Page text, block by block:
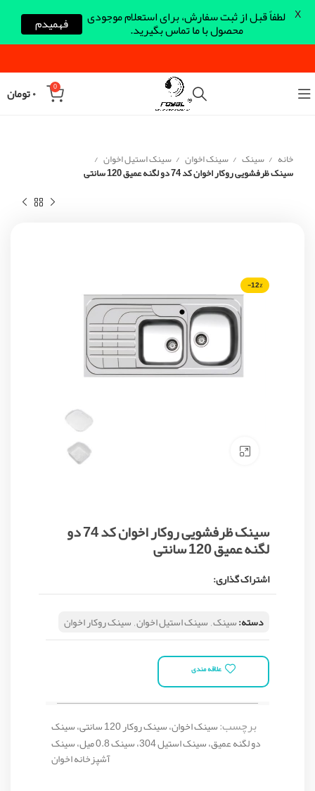
0 ۰تومان
خانه سینک سینک اخوان سینک استیل اخوان
سینک ظرفشویی روکار اخوان کد 74 دو لگنه عمیق 120 سانتی
-12%
سینک ظرفشویی روکار اخوان کد 74 دو
لگنه عمیق 120 سانتی
اشتراک گذاری:
دسته:سینک,سینک استیل اخوان,سینک روکار اخوان
علاقه مندی
برچسب:
سینک اخوان، سینک روکار 120 سانتی، سینک
دو لگنه عمیق، سینک استیل 304، سینک 0.8 میل، سینک
آشپزخانه اخوان
لطفاً قبل از ثبت سفارش، برای استعلام موجودی
محصول با ما تماس بگیرید. فهمیدم X